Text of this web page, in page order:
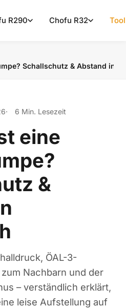
R290 Chofu R32
Schallschutz & Abstand in
6 Min. Lesezeit
eine
&
ÖAL-3-
Nachbarn und der
– verständlich erklärt,
leise Aufstellung auf